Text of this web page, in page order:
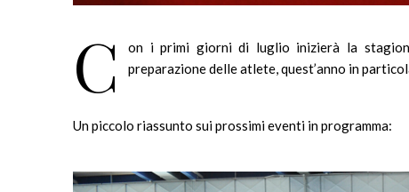
C
on i primi giorni di luglio inizierà la
preparazione delle atlete, quest’anno in
Un piccolo riassunto sui prossimi eventi in programma: